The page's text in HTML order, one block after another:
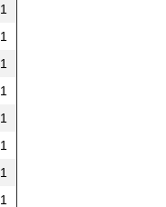
1
1
1
1
1
1
1
1